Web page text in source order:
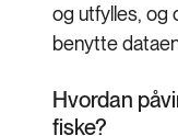
og utfylles, og
benytte
Hvordan
fiske?